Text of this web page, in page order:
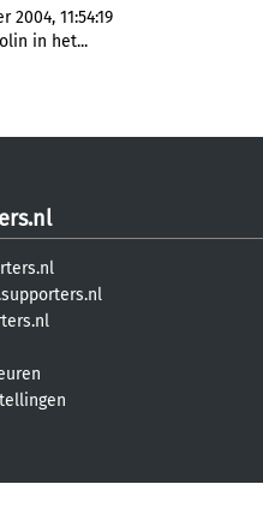
11:54:19
in het...